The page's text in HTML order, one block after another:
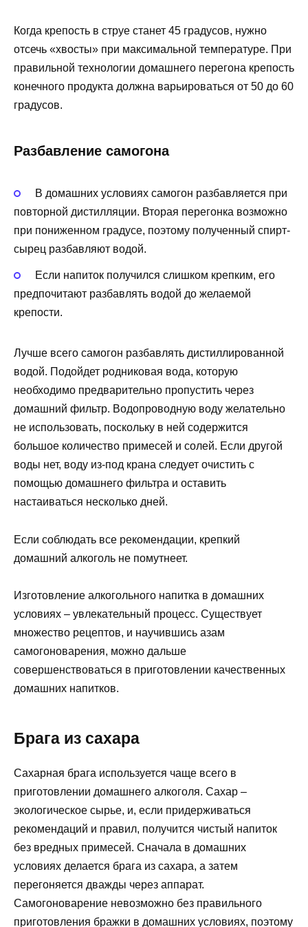
Когда крепость в струе станет 45 градусов, нужно
отсечь «хвосты» при максимальной температуре. При
правильной технологии домашнего перегона крепость
конечного продукта должна варьироваться от 50 до 60
градусов.
Разбавление самогона
В домашних условиях самогон разбавляется при
повторной дистилляции. Вторая перегонка возможно
при пониженном градусе, поэтому полученный спирт-
сырец разбавляют водой.
Если напиток получился слишком крепким, его
предпочитают разбавлять водой до желаемой
крепости.
Лучше всего самогон разбавлять дистиллированной
водой. Подойдет родниковая вода, которую
необходимо предварительно пропустить через
домашний фильтр. Водопроводную воду желательно
не использовать, поскольку в ней содержится
большое количество примесей и солей. Если другой
воды нет, воду из-под крана следует очистить с
помощью домашнего фильтра и оставить
настаиваться несколько дней.
Если соблюдать все рекомендации, крепкий
домашний алкоголь не помутнеет.
Изготовление алкогольного напитка в домашних
условиях – увлекательный процесс. Существует
множество рецептов, и научившись азам
самогоноварения, можно дальше
совершенствоваться в приготовлении качественных
домашних напитков.
Брага из сахара
Сахарная брага используется чаще всего в
приготовлении домашнего алкоголя. Сахар –
экологическое сырье, и, если придерживаться
рекомендаций и правил, получится чистый напиток
без вредных примесей. Сначала в домашних
условиях делается брага из сахара, а затем
перегоняется дважды через аппарат.
Самогоноварение невозможно без правильного
приготовления бражки в домашних условиях, поэтому